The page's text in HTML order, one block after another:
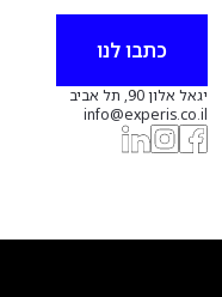
כתבו לנו
יגאל אלון 90, תל אביב
info@experis.co.il